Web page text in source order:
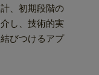
、初期段階の
し、技術的実
びつけるアプ